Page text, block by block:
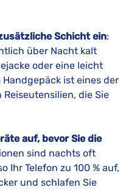
Schicht ein:
über Nacht kalt
oder eine leicht
ist eines der
die Sie
auf, bevor Sie die
sind nachts oft
Ihr Telefon zu 100 % auf,
und schlafen Sie